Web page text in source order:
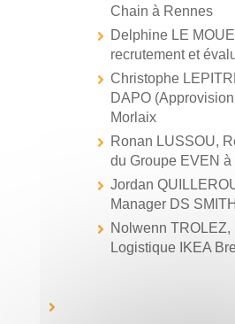
Chain à Rennes
Delphine LE
recrutement et
Christophe
DAPO
Morlaix
Ronan LUSSOU,
du Groupe EVEN à
Jordan
Manager DS
Nolwenn
Logistique IKEA